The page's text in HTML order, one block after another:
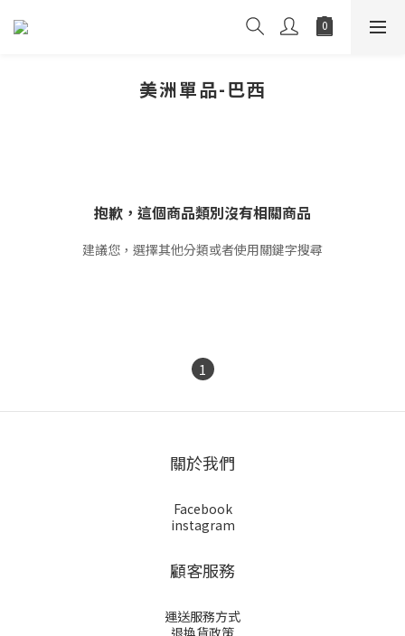
美洲單品-巴西
抱歉，這個商品類別沒有相關商品
建議您，選擇其他分類或者使用關鍵字搜尋
1
關於我們
Facebook
instagram
顧客服務
運送服務方式
退換貨政策